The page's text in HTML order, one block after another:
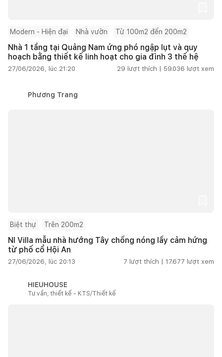
Modern - Hiện đại Nhà vườn Từ 100m2 đến 200m2
Nhà 1 tầng tại Quảng Nam ứng phó ngập lụt và quy
hoạch bằng thiết kế linh hoạt cho gia đình 3 thế hệ
27/06/2026, lúc 21:20 29 lượt thích | 59.036 lượt xem
Phương Trang
Biệt thự Trên 200m2
NI Villa mẫu nhà hướng Tây chống nóng lấy cảm hứng
từ phố cổ Hội An
27/06/2026, lúc 20:13 7 lượt thích | 17.677 lượt xem
HIEUHOUSE
Tư vấn, thiết kế - KTS/Thiết kế